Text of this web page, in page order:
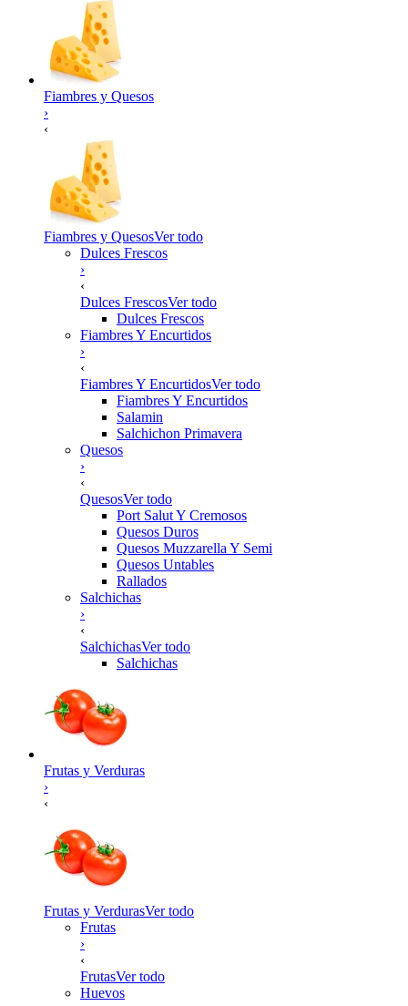
Fiambres y Quesos
›
‹
Fiambres y QuesosVer todo
Dulces Frescos
›
‹
Dulces FrescosVer todo
Dulces Frescos
Fiambres Y Encurtidos
›
‹
Fiambres Y EncurtidosVer todo
Fiambres Y Encurtidos
Salamin
Salchichon Primavera
Quesos
›
‹
QuesosVer todo
Port Salut Y Cremosos
Quesos Duros
Quesos Muzzarella Y Semi
Quesos Untables
Rallados
Salchichas
›
‹
SalchichasVer todo
Salchichas
Frutas y Verduras
›
‹
Frutas y VerdurasVer todo
Frutas
›
‹
FrutasVer todo
Huevos